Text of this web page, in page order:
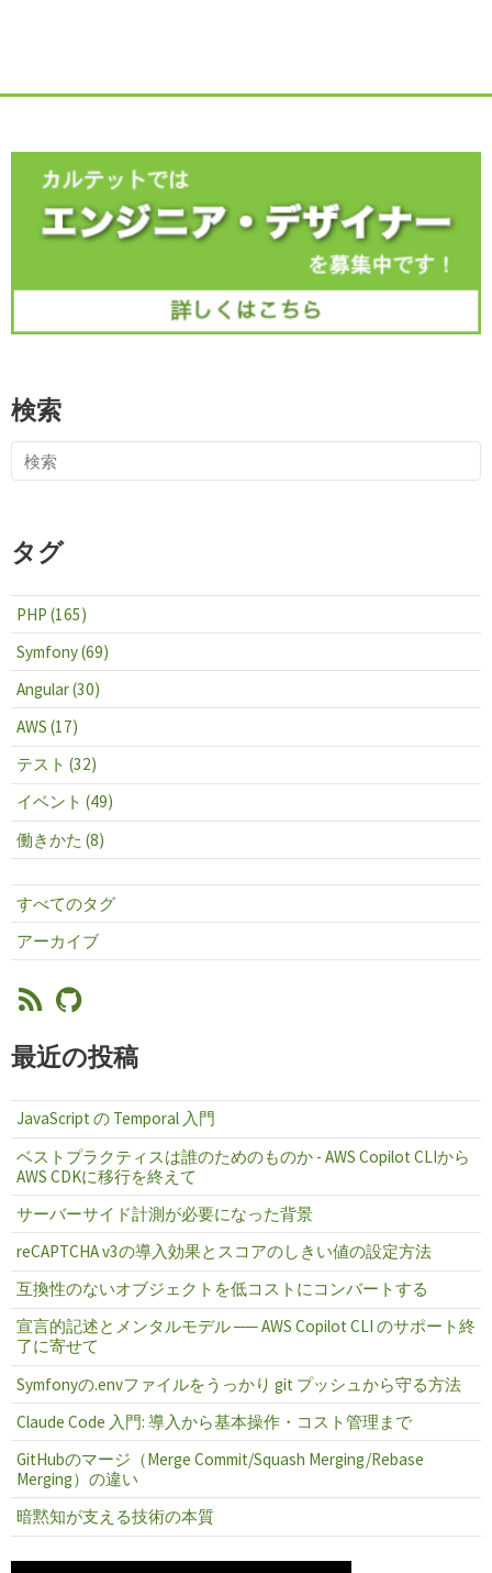
検索
タグ
PHP (165)
Symfony (69)
Angular (30)
AWS (17)
テスト (32)
イベント (49)
働きかた (8)
すべてのタグ
アーカイブ
最近の投稿
JavaScript の Temporal 入門
ベストプラクティスは誰のためのものか - AWS Copilot CLIから
AWS CDKに移行を終えて
サーバーサイド計測が必要になった背景
reCAPTCHA v3の導入効果とスコアのしきい値の設定方法
互換性のないオブジェクトを低コストにコンバートする
宣言的記述とメンタルモデル ── AWS Copilot CLI のサポート終
了に寄せて
Symfonyの.envファイルをうっかり git プッシュから守る方法
Claude Code 入門: 導入から基本操作・コスト管理まで
GitHubのマージ（Merge Commit/Squash Merging/Rebase
Merging）の違い
暗黙知が支える技術の本質